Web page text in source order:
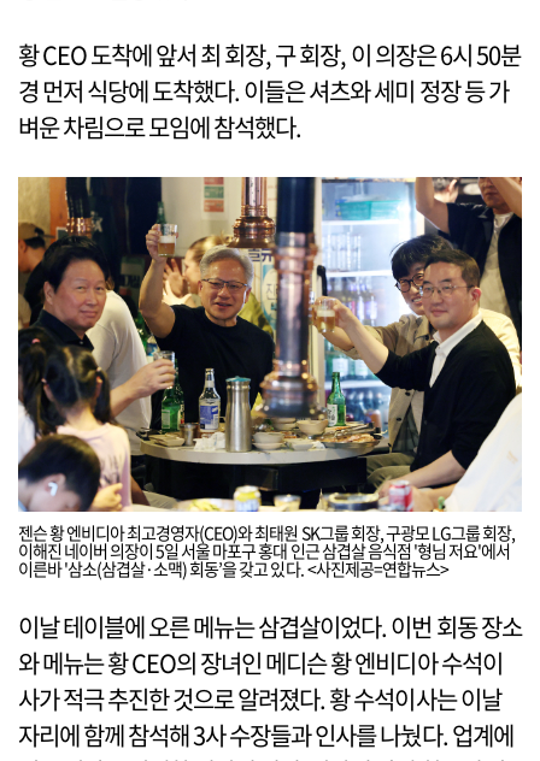
황 CEO 도착에 앞서 최 회장, 구 회장, 이 의장은 6시 50분
경 먼저 식당에 도착했다. 이들은 셔츠와 세미 정장 등 가
벼운 차림으로 모임에 참석했다.
젠슨 황 엔비디아 최고경영자(CEO)와 최태원 SK그룹 회장, 구광모 LG그룹 회장,
이해진 네이버 의장이 5일 서울 마포구 홍대 인근 삼겹살 음식점 '형님 저요'에서
이른바 '삼소(삼겹살·소맥) 회동’을 갖고 있다. <사진제공=연합뉴스>
이날 테이블에 오른 메뉴는 삼겹살이었다. 이번 회동 장소
와 메뉴는 황 CEO의 장녀인 메디슨 황 엔비디아 수석이
사가 적극 추진한 것으로 알려졌다. 황 수석이사는 이날
자리에 함께 참석해 3사 수장들과 인사를 나눴다. 업계에